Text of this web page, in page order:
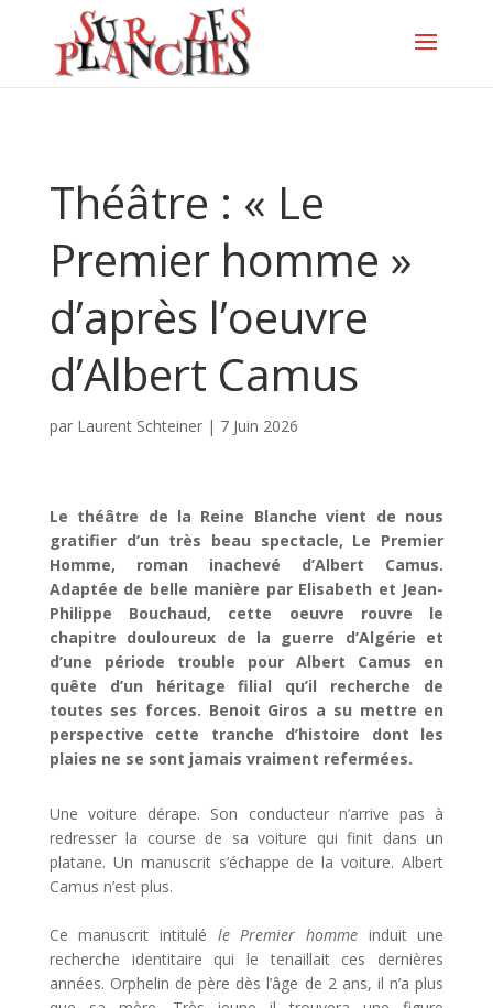
Théâtre : « Le
Premier homme »
d’après l’oeuvre
d’Albert Camus
par Laurent Schteiner| 7 Juin 2026
Le théâtre de la Reine Blanche vient de nous
gratifier d’un très beau spectacle, Le Premier
Homme, roman inachevé d’Albert Camus.
Adaptée de belle manière par Elisabeth et Jean-
Philippe Bouchaud, cette oeuvre rouvre le
chapitre douloureux de la guerre d’Algérie et
d’une période trouble pour Albert Camus en
quête d’un héritage filial qu’il recherche de
toutes ses forces. Benoit Giros a su mettre en
perspective cette tranche d’histoire dont les
plaies ne se sont jamais vraiment refermées.
Une voiture dérape. Son conducteur n’arrive pas à
redresser la course de sa voiture qui finit dans un
platane. Un manuscrit s’échappe de la voiture. Albert
Camus n’est plus.
Ce manuscrit intitulé le Premier hommeinduit une
recherche identitaire qui le tenaillait ces dernières
années. Orphelin de père dès l’âge de 2 ans, il n’a plus